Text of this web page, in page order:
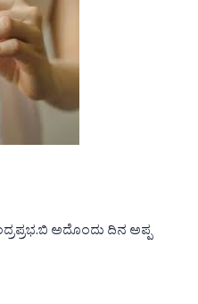
ಅದೊಂದು ದಿನ ಅಪ್ಪ